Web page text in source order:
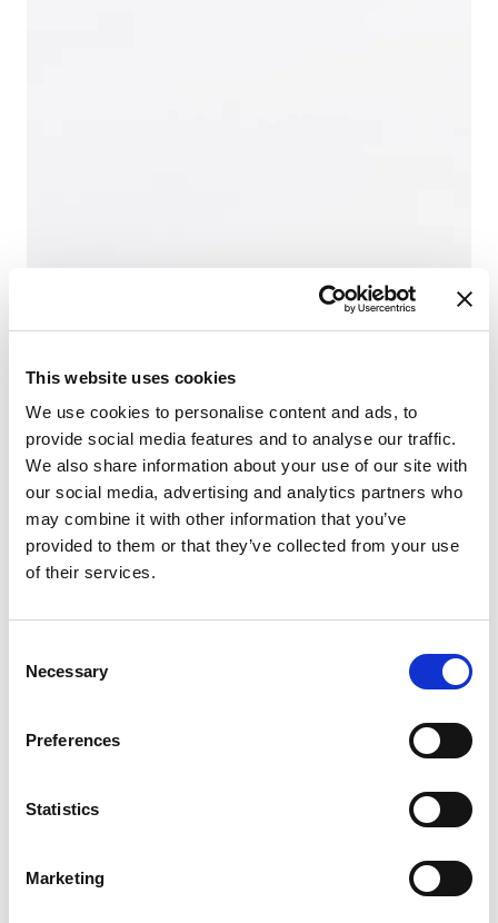
This website uses cookies
We use cookies to personalise content and ads, to
provide social media features and to analyse our traffic.
We also share information about your use of our site with
our social media, advertising and analytics partners who
may combine it with other information that you’ve
provided to them or that they’ve collected from your use
of their services.
Selection
Necessary
Preferences
Statistics
Marketing